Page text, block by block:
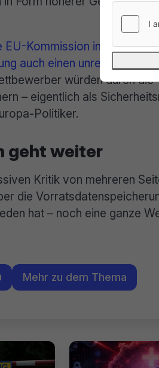
EU-Kommission in der
auch einen
würden durch
– eigentlich als
Politiker.
geht weiter
Kritik von mehreren
die
hat – noch eine ganze
Mehr zu dem Thema